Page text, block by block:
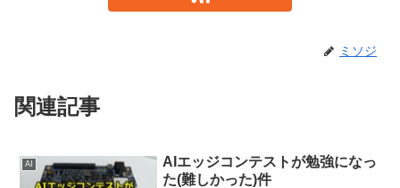
ミソジ
関連記事
AI
AIエッジコンテストが勉強になっ
た(難しかった)件